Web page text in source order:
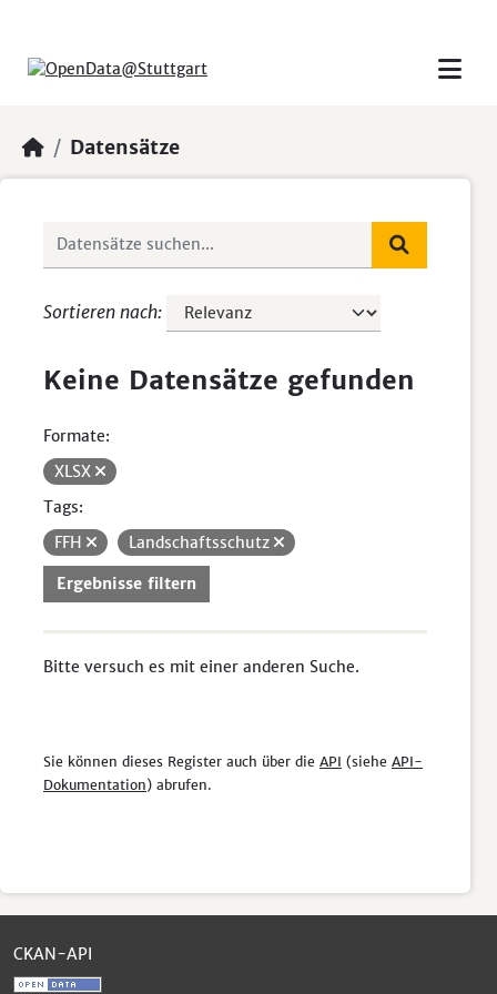
Datensätze
Sortieren nach
Keine Datensätze gefunden
Formate:
XLSX
Tags:
FFH
Landschaftsschutz
Ergebnisse filtern
Bitte versuch es mit einer anderen Suche.
Sie können dieses Register auch über die API (siehe API-
Dokumentation) abrufen.
CKAN-API